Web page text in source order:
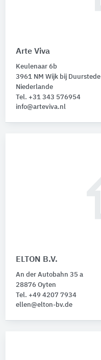
Arte Viva
Keulenaar 6b
3961 NM Wijk bij Duurstede
Niederlande
Tel. +31 343 576954
info@arteviva.nl
ELTON B.V.
An der Autobahn 35 a
28876 Oyten
Tel. +49 4207 7934
ellen@elton-bv.de